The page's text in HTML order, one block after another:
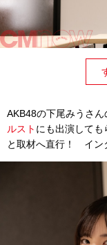
AKB48の下尾みうさ
ルスト にも出演しても
と取材へ直行！ イン